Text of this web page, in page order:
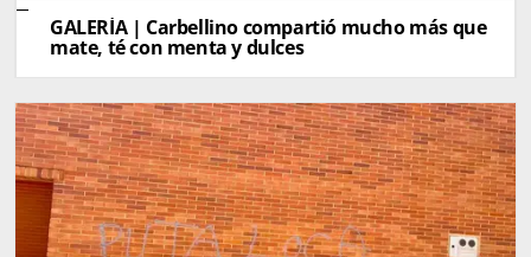
GALERÍA | Carbellino compartió mucho más que
mate, té con menta y dulces